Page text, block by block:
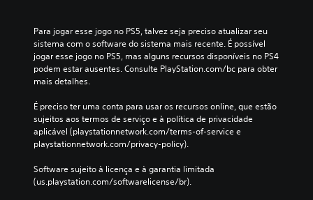
Para jogar esse jogo no PS5, talvez seja preciso atualizar seu
sistema com o software do sistema mais recente. É possível
jogar esse jogo no PS5, mas alguns recursos disponíveis no PS4
podem estar ausentes. Consulte PlayStation.com/bc para obter
mais detalhes.
É preciso ter uma conta para usar os recursos online, que estão
sujeitos aos termos de serviço e à política de privacidade
aplicável (playstationnetwork.com/terms-of-service e
playstationnetwork.com/privacy-policy).
Software sujeito à licença e à garantia limitada
(us.playstation.com/softwarelicense/br).